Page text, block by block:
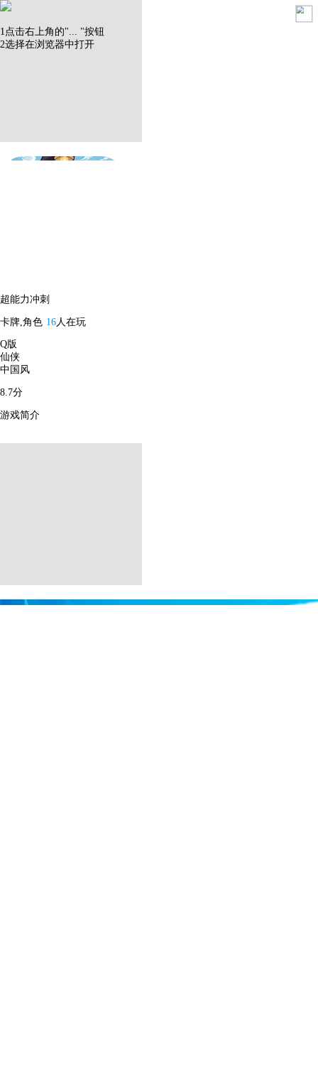
超能力冲刺
卡牌,角色 16 人在玩
Q版
仙侠
中国风
8.7分
游戏简介
1点击右上角的" ... "按钮
2选择在浏览器中打开